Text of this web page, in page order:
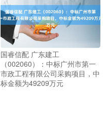
国睿信配 广东建工
（002060）：中标广州市第一
市政工程有限公司采购项目，中
标金额为49209万元